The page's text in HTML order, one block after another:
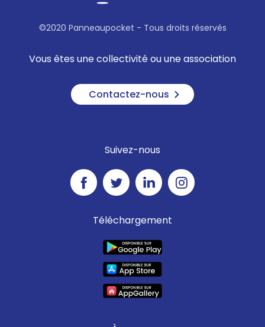
©2020 Panneaupocket - Tous droits réservés
Vous êtes une collectivité ou une association
Contactez-nous
Suivez-nous
Téléchargement